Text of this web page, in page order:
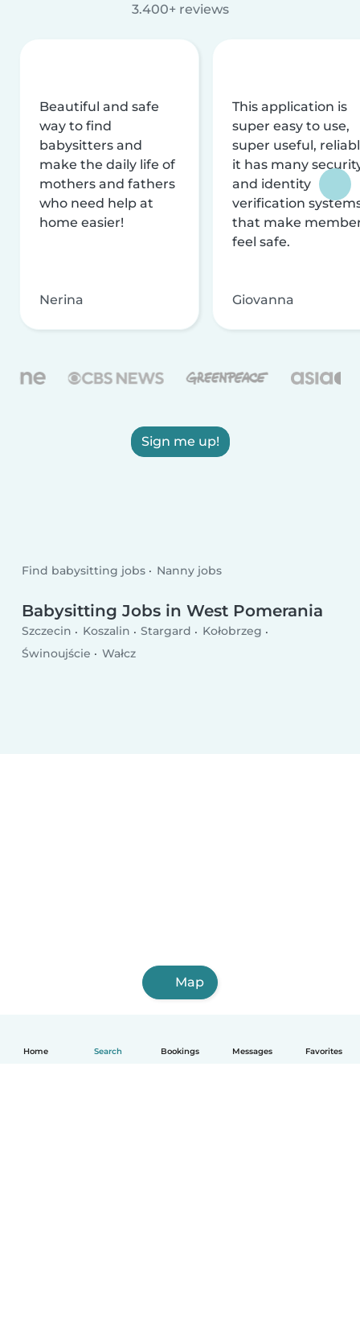
Home Search Bookings Messages Favorites
3.400+ reviews
Beautiful and safe
way to find
babysitters and
make the daily life of
mothers and fathers
who need help at
home easier!
Nerina
This application is
super easy to use,
super useful,
it has many
and identity
verification
that make
feel safe.
Giovanna
Sign me up!
Find babysitting jobs Nanny jobs
Babysitting Jobs in West Pomerania
Szczecin Koszalin Stargard
Kołobrzeg
Świnoujście
Wałcz
Map